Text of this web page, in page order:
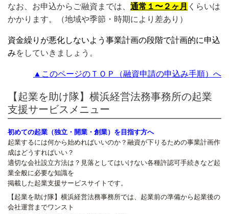
なお、お申込からご融資までは、 通常１〜２ヶ月 くらいは
かかります。（地域や季節・時期により差あり）
資金繰りが悪化しないよう事業計画の段階で計画的に申込
みをしていきましょう。
▲このページのＴＯＰ（融資申請の申込み手順）へ
【起業を助け隊】横浜経営法務事務所の起業
支援サービスメニュー
初めての起業（独立・開業・創業）を目指す方へ
起業するには何から始めればいいのか？融資が下りるための事業計画作
成はどうすればいい？
適切な会社設立方法は？見落としてはいけない各種許認可手続きなど起
業全般に必要な知識を
掲載した起業支援サービスサイトです。
【起業を助け隊】横浜経営法務事務所では、起業前の準備から起業後の
会社運営までワンスト